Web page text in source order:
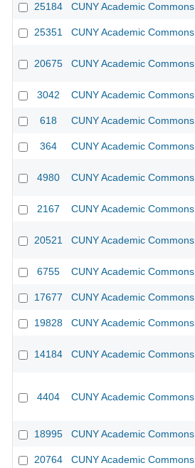
25184 CUNY Academic Commons
25351 CUNY Academic Commons
20675 CUNY Academic Commons
3042 CUNY Academic Commons
618 CUNY Academic Commons
364 CUNY Academic Commons
4980 CUNY Academic Commons
2167 CUNY Academic Commons
20521 CUNY Academic Commons
6755 CUNY Academic Commons
17677 CUNY Academic Commons
19828 CUNY Academic Commons
14184 CUNY Academic Commons
4404 CUNY Academic Commons
18995 CUNY Academic Commons
20764 CUNY Academic Commons